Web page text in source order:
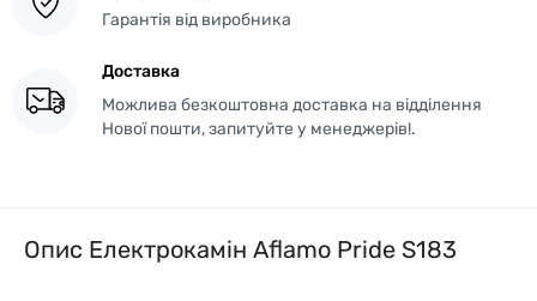
Гарантія від виробника
Доставка
Можлива безкоштовна доставка на відділення
Нової пошти, запитуйте у менеджерів!.
Опис Електрокамін Aflamo Pride S183